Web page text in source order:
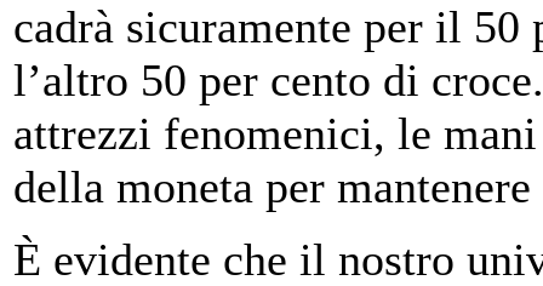
cadrà sicuramente per il
l’altro 50 per cento di
attrezzi fenomenici, le mani
della moneta per
È evidente che il nostro